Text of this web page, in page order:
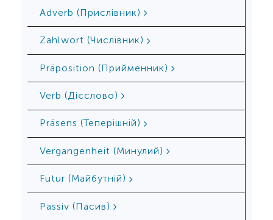
Adverb (Прислівник)
Zahlwort (Числівник)
Präposition (Прийменник)
Verb (Дієслово)
Präsens (Теперішній)
Vergangenheit (Минулий)
Futur (Майбутній)
Passiv (Пасив)